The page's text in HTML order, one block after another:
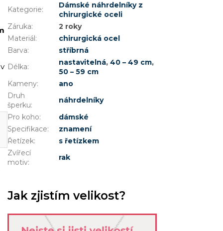
Kategorie:
Dámské náhrdelníky z
chirurgické oceli
Záruka:
2 roky
Materiál:
chirurgická ocel
Barva:
stříbrná
Délka: nastavitelná, 40 – 49 cm,
50 – 59 cm
Kameny:
ano
Druh
šperku:
náhrdelníky
Pro koho:
dámské
Specifikace:
znamení
Řetízek:
s řetízkem
Zvířecí
motiv:
rak
Jak zjistím velikost?